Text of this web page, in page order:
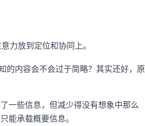
力放到定位和协同上。
的内容会不会过于简略？其实还好，原
一些信息，但减少得没有想象中那么
能承载概要信息。